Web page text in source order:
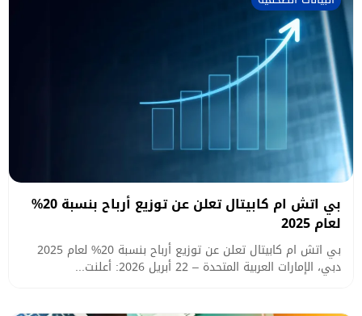
بي اتش ام كابيتال تعلن عن توزيع أرباح بنسبة 20%
لعام 2025
بي اتش ام كابيتال تعلن عن توزيع أرباح بنسبة 20% لعام 2025
دبي، الإمارات العربية المتحدة – 22 أبريل 2026: أعلنت...